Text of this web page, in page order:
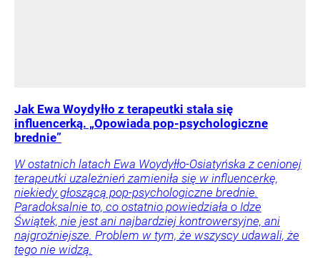
Jak Ewa Woydyłło z terapeutki stała się
influencerką. „Opowiada pop-psychologiczne
brednie”
W ostatnich latach Ewa Woydyłło-Osiatyńska z cenionej
terapeutki uzależnień zamieniła się w influencerkę,
niekiedy głoszącą pop-psychologiczne brednie.
Paradoksalnie to, co ostatnio powiedziała o Idze
Świątek, nie jest ani najbardziej kontrowersyjne, ani
najgroźniejsze. Problem w tym, że wszyscy udawali, że
tego nie widzą.